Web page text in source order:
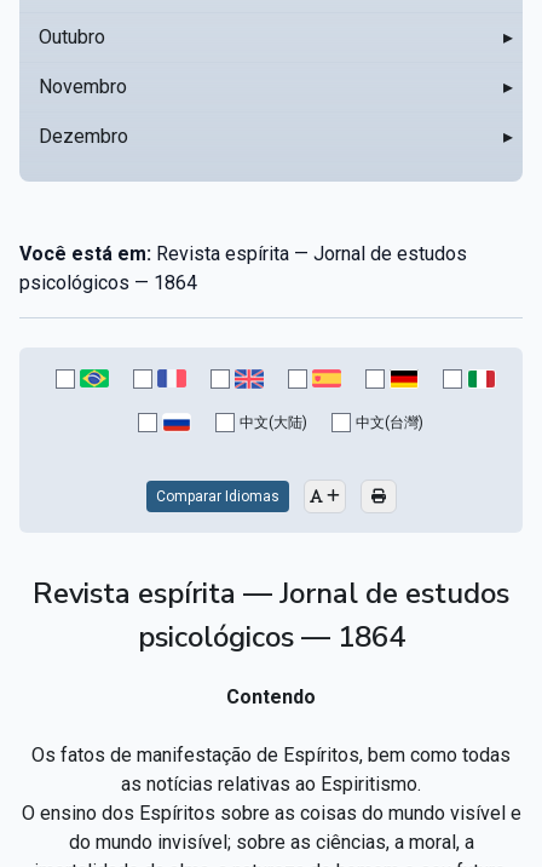
Outubro ▸
Novembro ▸
Dezembro ▸
Você está em: Revista espírita — Jornal de estudos
psicológicos — 1864
中文(大陆) 中文(台灣)
Comparar Idiomas
Revista espírita — Jornal de estudos
psicológicos — 1864
Contendo
Os fatos de manifestação de Espíritos, bem como todas
as notícias relativas ao Espiritismo.
O ensino dos Espíritos sobre as coisas do mundo visível e
do mundo invisível; sobre as ciências, a moral, a